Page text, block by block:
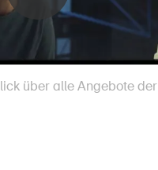
über alle Angebote der